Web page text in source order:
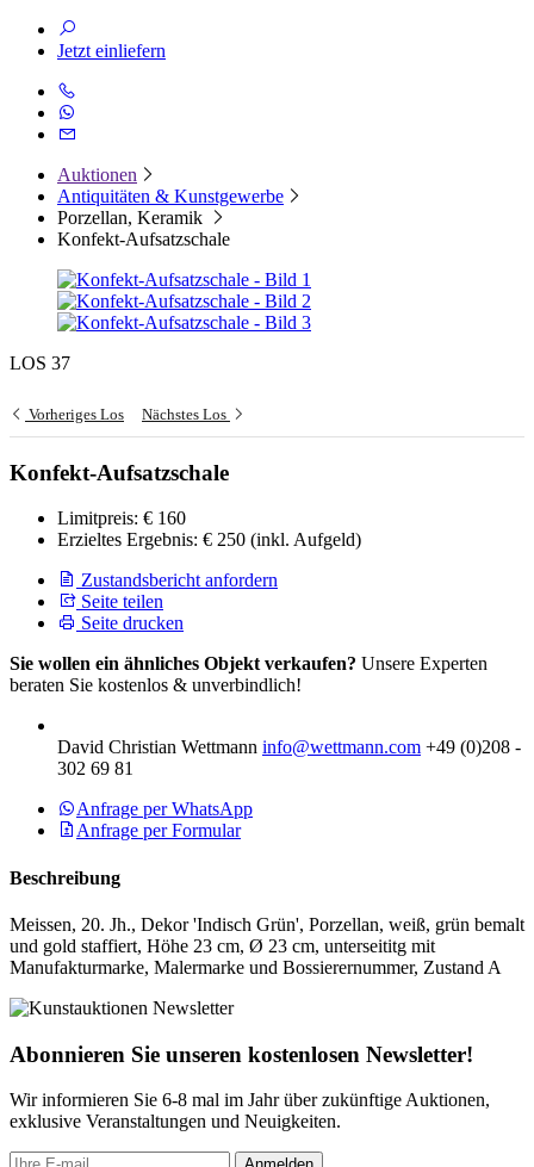
Jetzt einliefern
Auktionen
Antiquitäten & Kunstgewerbe
Porzellan, Keramik
Konfekt-Aufsatzschale
LOS 37
Vorheriges Los Nächstes Los
Konfekt-Aufsatzschale
Limitpreis: € 160
Erzieltes Ergebnis: € 250 (inkl. Aufgeld)
Zustandsbericht anfordern
Seite teilen
Seite drucken
Sie wollen ein ähnliches Objekt verkaufen? Unsere Experten
beraten Sie kostenlos & unverbindlich!
David Christian Wettmann info@wettmann.com +49 (0)208 -
302 69 81
Anfrage per WhatsApp
Anfrage per Formular
Beschreibung
Meissen, 20. Jh., Dekor 'Indisch Grün', Porzellan, weiß, grün bemalt
und gold staffiert, Höhe 23 cm, Ø 23 cm, unterseititg mit
Manufakturmarke, Malermarke und Bossierernummer, Zustand A
Abonnieren Sie unseren kostenlosen Newsletter!
Wir informieren Sie 6-8 mal im Jahr über zukünftige Auktionen,
exklusive Veranstaltungen und Neuigkeiten.